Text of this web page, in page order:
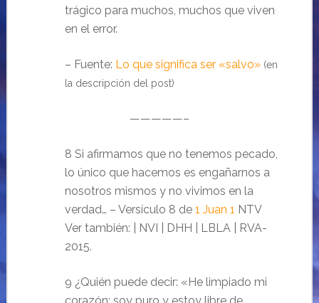
trágico para muchos, muchos que viven
en el error.
– Fuente: Lo que significa ser «salvo» (en
la descripción del post)
—————–
8 Si afirmamos que no tenemos pecado,
lo único que hacemos es engañarnos a
nosotros mismos y no vivimos en la
verdad… – Versículo 8 de 1 Juan 1 NTV
Ver también: | NVI | DHH | LBLA | RVA-
2015.
9 ¿Quién puede decir: «He limpiado mi